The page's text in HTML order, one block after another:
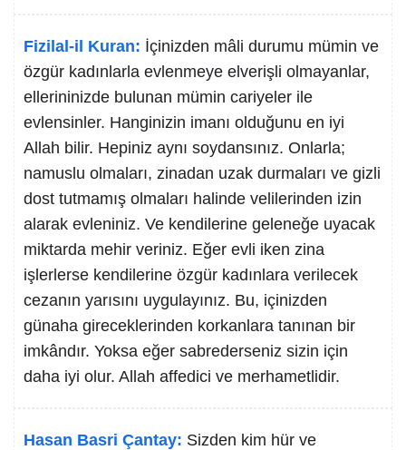
Fizilal-il Kuran: İçinizden mâli durumu mümin ve
özgür kadınlarla evlenmeye elverişli olmayanlar,
ellerininizde bulunan mümin cariyeler ile
evlensinler. Hanginizin imanı olduğunu en iyi
Allah bilir. Hepiniz aynı soydansınız. Onlarla;
namuslu olmaları, zinadan uzak durmaları ve gizli
dost tutmamış olmaları halinde velilerinden izin
alarak evleniniz. Ve kendilerine geleneğe uyacak
miktarda mehir veriniz. Eğer evli iken zina
işlerlerse kendilerine özgür kadınlara verilecek
cezanın yarısını uygulayınız. Bu, içinizden
günaha gireceklerinden korkanlara tanınan bir
imkândır. Yoksa eğer sabrederseniz sizin için
daha iyi olur. Allah affedici ve merhametlidir.
Hasan Basri Çantay: Sizden kim hür ve